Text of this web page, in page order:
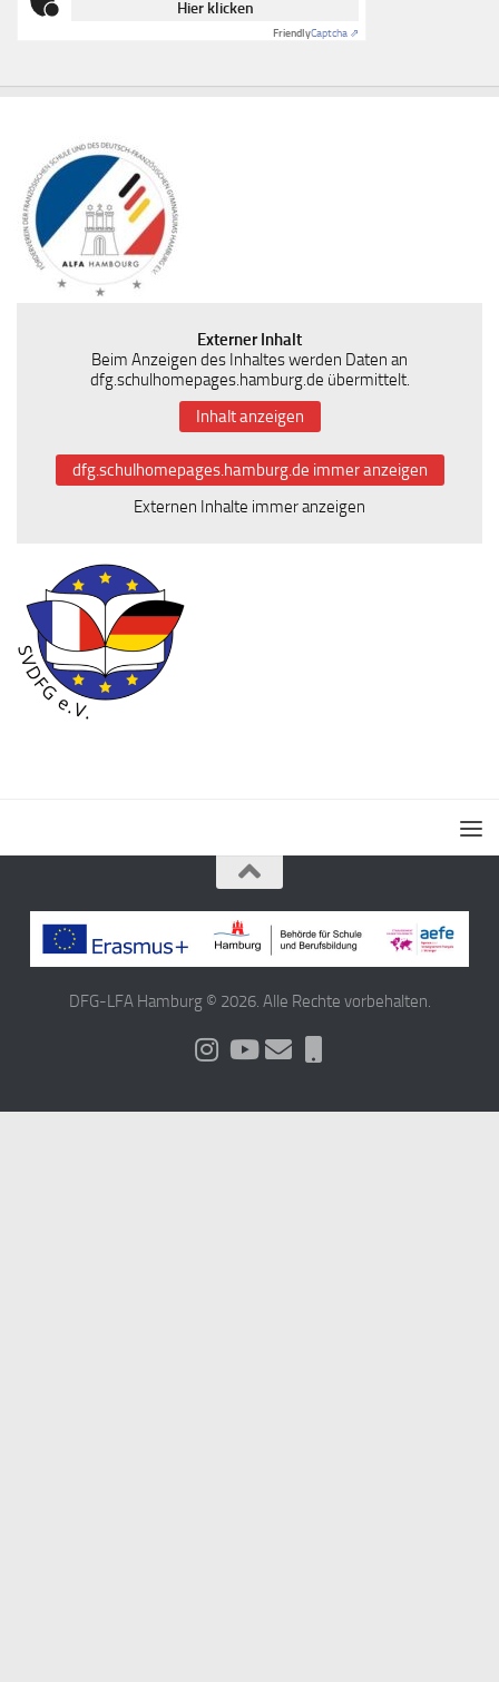
Hier klicken
FriendlyCaptcha ⇗
Externer Inhalt
Beim Anzeigen des Inhaltes werden Daten an
dfg.schulhomepages.hamburg.de übermittelt.
Inhalt anzeigen
dfg.schulhomepages.hamburg.de immer anzeigen
Externen Inhalte immer anzeigen
DFG-LFA Hamburg © 2026. Alle Rechte vorbehalten.